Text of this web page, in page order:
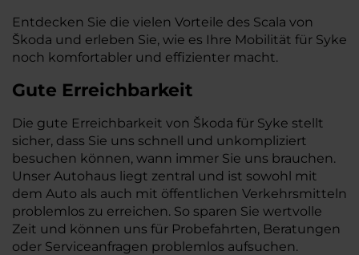
Entdecken Sie die vielen Vorteile des Scala von
Škoda und erleben Sie, wie es Ihre Mobilität für Syke
noch komfortabler und effizienter macht.
Gute Erreichbarkeit
Die gute Erreichbarkeit von Škoda für Syke stellt
sicher, dass Sie uns schnell und unkompliziert
besuchen können, wann immer Sie uns brauchen.
Unser Autohaus liegt zentral und ist sowohl mit
dem Auto als auch mit öffentlichen Verkehrsmitteln
problemlos zu erreichen. So sparen Sie wertvolle
Zeit und können uns für Probefahrten, Beratungen
oder Serviceanfragen problemlos aufsuchen.